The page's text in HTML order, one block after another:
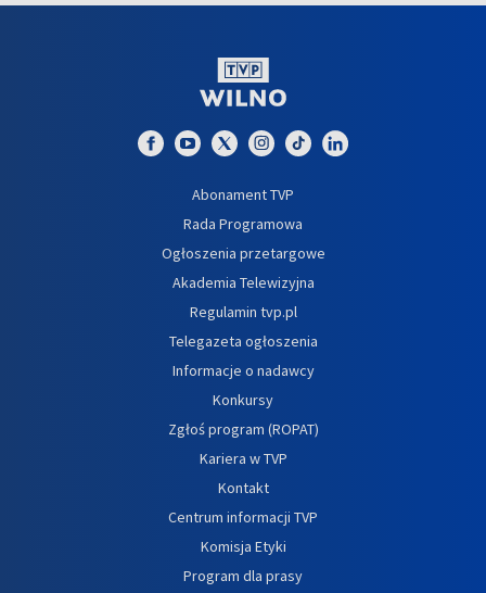
Abonament TVP
Rada Programowa
Ogłoszenia przetargowe
Akademia Telewizyjna
Regulamin tvp.pl
Telegazeta ogłoszenia
Informacje o nadawcy
Konkursy
Zgłoś program (ROPAT)
Kariera w TVP
Kontakt
Centrum informacji TVP
Komisja Etyki
Program dla prasy